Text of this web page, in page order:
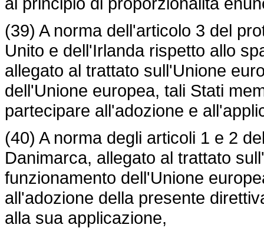
(39) A norma dell'articolo 3 del
Unito e dell'Irlanda rispetto allo
allegato al trattato sull'Unione
dell'Unione europea, tali Stati
partecipare all'adozione e
(40) A norma degli articoli 1 e 2
Danimarca, allegato al trattato
funzionamento dell'Unione
all'adozione della presente
alla sua applicazione,